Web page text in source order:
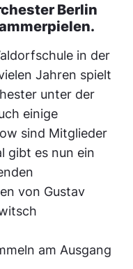
Berlin
in der
Jahren spielt
unter der
einige
sind Mitglieder
gibt es nun ein
von Gustav
am Ausgang